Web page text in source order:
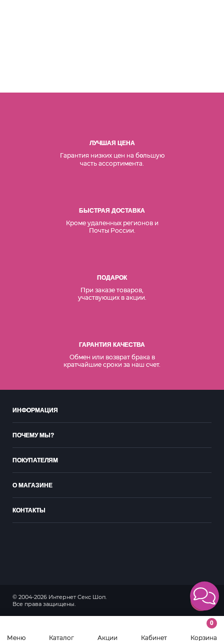
Меню Каталог Акции Кабинет
0
Корзина
ЛУЧШАЯ ЦЕНА
Гарантия низких цен на большую
часть ассортимента.
БЫСТРАЯ ДОСТАВКА
Кроме удаленных регионов и
Почты России.
ПОДАРОК
При заказе товаров,
участвующих в акции.
ГАРАНТИЯ КАЧЕСТВА
Обмен или возврат брака в
кратчайшие сроки за наш счет.
ИНФОРМАЦИЯ
ПОЧЕМУ МЫ?
ПОКУПАТЕЛЯМ
О МАГАЗИНЕ
КОНТАКТЫ
© 2004-2026 Интернет Секс Шоп.
Все права защищены.
18+